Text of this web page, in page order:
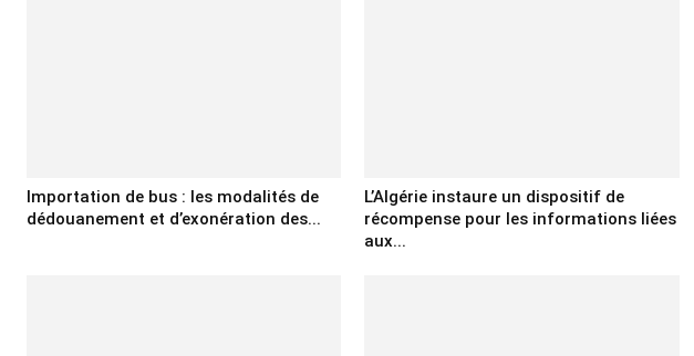
Importation de bus : les modalités de
dédouanement et d’exonération des...
L’Algérie instaure un dispositif de
récompense pour les informations liées
aux...